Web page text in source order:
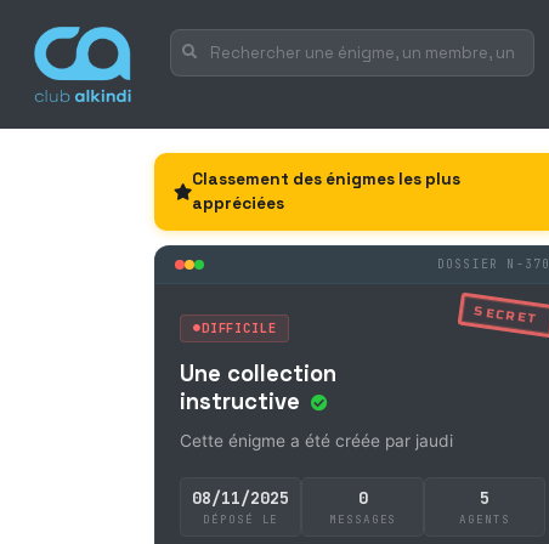
Classement des énigmes les plus
appréciées
DOSSIER N-370
SECRET
DIFFICILE
Une collection
instructive
Cette énigme a été créée par jaudi
08/11/2025
DÉPOSÉ LE
0
MESSAGES
5
AGENTS